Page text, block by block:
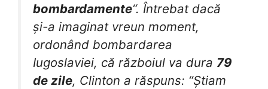
bombardamente“. Întrebat dacă
și-a imaginat vreun moment,
ordonând bombardarea
Iugoslaviei, că războiul va dura 79
de zile, Clinton a răspuns: “Știam